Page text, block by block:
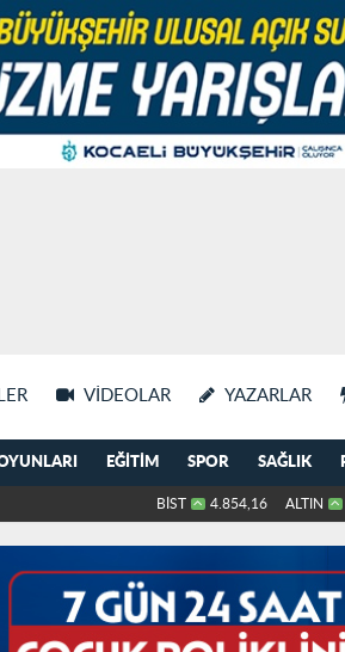
VIDEOLAR YAZARLAR
EĞITIM SPOR SAĞLIK
BİST 4.854,16 ALTIN